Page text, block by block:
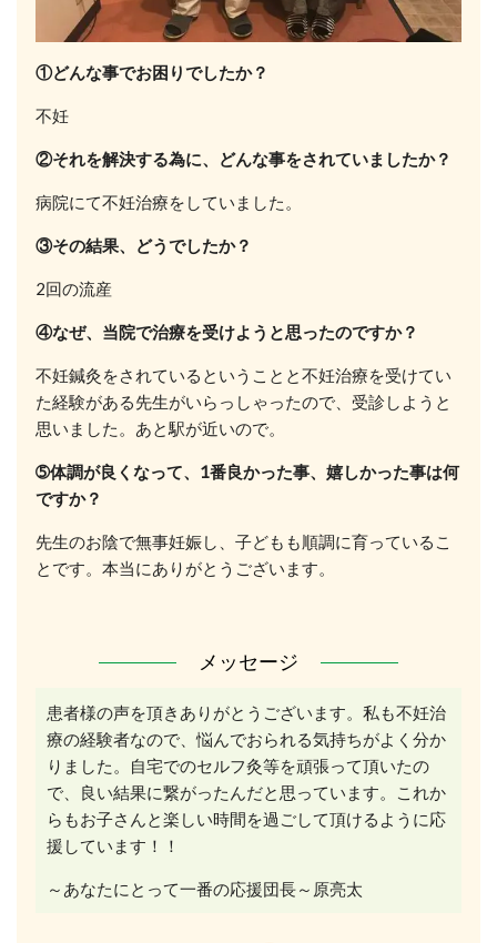
①どんな事でお困りでしたか？
不妊
②それを解決する為に、どんな事をされていましたか？
病院にて不妊治療をしていました。
③その結果、どうでしたか？
2回の流産
④なぜ、当院で治療を受けようと思ったのですか？
不妊鍼灸をされているということと不妊治療を受けてい
た経験がある先生がいらっしゃったので、受診しようと
思いました。あと駅が近いので。
➄体調が良くなって、1番良かった事、嬉しかった事は何
ですか？
先生のお陰で無事妊娠し、子どもも順調に育っているこ
とです。本当にありがとうございます。
メッセージ
患者様の声を頂きありがとうございます。私も不妊治
療の経験者なので、悩んでおられる気持ちがよく分か
りました。自宅でのセルフ灸等を頑張って頂いたの
で、良い結果に繋がったんだと思っています。これか
らもお子さんと楽しい時間を過ごして頂けるように応
援しています！！
～あなたにとって一番の応援団長～原亮太